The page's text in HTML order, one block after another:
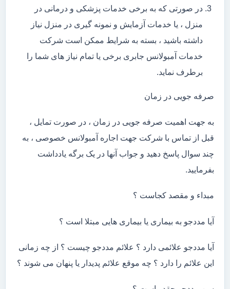
در صورتی که به برخی خدمات پزشکی و درمانی در
منزل ، یا خدمات آزمایش و نمونه گیری در منزل نیاز
داشته باشید ، بسته به شرایط ممکن است شرکت
خدمات آمبولانس جابری برخی یا تمام نیاز های شما را
برطرف نماید.
صرفه جویی در زمان
به جهت اهمیت صرفه جویی در زمان ، در صورت تمایل ،
قبل از تماس با شرکت جهت اجاره آمبولانس خصوصی ، به
چند سوال پاسخ دهید و جواب آنها در یک برگه یادداشت
بفرمایید.
مبداء و مقصد کجاست ؟
آیا مددجو به بیماری یا بیماری هایی مبتلا است ؟
آیا مددجو علائمی دارد ؟ علائم مددجو چیست ؟ از چه زمانی
این علائم را دارد ؟ چه موقع علائم پدیدار یا پنهان می شوند ؟